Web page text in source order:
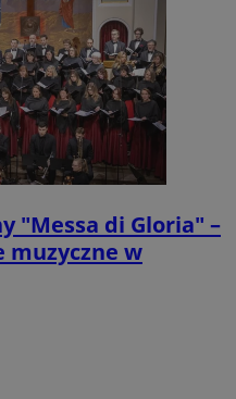
"Messa di Gloria" –
w